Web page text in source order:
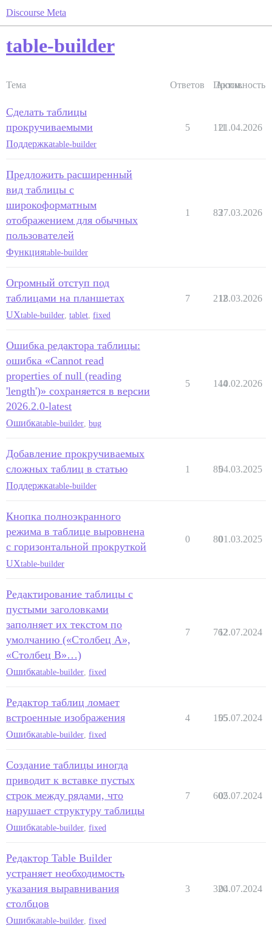
Discourse Meta
table-builder
Тема Ответов Просм.
Активность
Сделать таблицы
прокручиваемыми
Поддержкаtable-builder
5 111
21.04.2026
Предложить расширенный
вид таблицы с
широкоформатным
отображением для обычных
пользователей
Функцияtable-builder
1 8327.03.2026
Огромный отступ под
таблицами на планшетах
UXtable-builder tablet fixed
7 212
18.03.2026
Ошибка редактора таблицы:
ошибка «Cannot read
properties of null (reading
'length')» сохраняется в версии
2026.2.0-latest
Ошибкаtable-builder bug
5 144
10.02.2026
Добавление прокручиваемых
сложных таблиц в статью
Поддержкаtable-builder
1 8504.03.2025
Кнопка полноэкранного
режима в таблице выровнена
с горизонтальной прокруткой
UXtable-builder
0 8001.03.2025
Редактирование таблицы с
пустыми заголовками
заполняет их текстом по
умолчанию («Столбец A»,
«Столбец B»…)
Ошибкаtable-builder fixed
7 762
12.07.2024
Редактор таблиц ломает
встроенные изображения
Ошибкаtable-builder fixed
4 155
05.07.2024
Создание таблицы иногда
приводит к вставке пустых
строк между рядами, что
нарушает структуру таблицы
Ошибкаtable-builder fixed
7 602
05.07.2024
Редактор Table Builder
устраняет необходимость
указания выравнивания
столбцов
Ошибкаtable-builder fixed
3 320
04.07.2024